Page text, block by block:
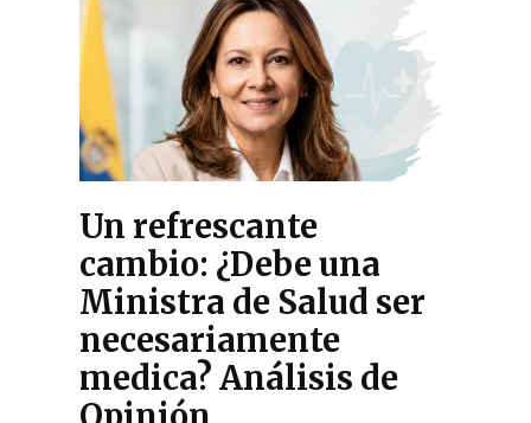
Un refrescante
cambio: ¿Debe una
Ministra de Salud ser
necesariamente
medica? Análisis de